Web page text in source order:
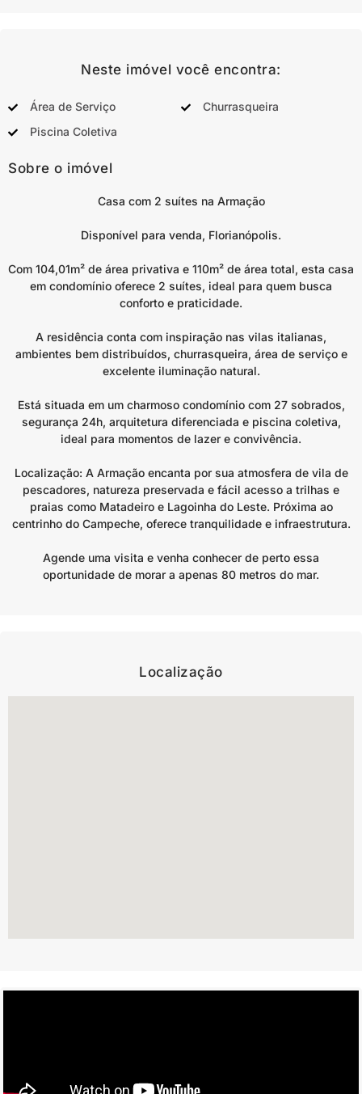
Neste imóvel você encontra:
Área de Serviço
Churrasqueira
Piscina Coletiva
Sobre o imóvel
Casa com 2 suítes na Armação
Disponível para venda, Florianópolis.
Com 104,01m² de área privativa e 110m² de área total, esta casa
em condomínio oferece 2 suítes, ideal para quem busca
conforto e praticidade.
A residência conta com inspiração nas vilas italianas,
ambientes bem distribuídos, churrasqueira, área de serviço e
excelente iluminação natural.
Está situada em um charmoso condomínio com 27 sobrados,
segurança 24h, arquitetura diferenciada e piscina coletiva,
ideal para momentos de lazer e convivência.
Localização: A Armação encanta por sua atmosfera de vila de
pescadores, natureza preservada e fácil acesso a trilhas e
praias como Matadeiro e Lagoinha do Leste. Próxima ao
centrinho do Campeche, oferece tranquilidade e infraestrutura.
Agende uma visita e venha conhecer de perto essa
oportunidade de morar a apenas 80 metros do mar.
Localização